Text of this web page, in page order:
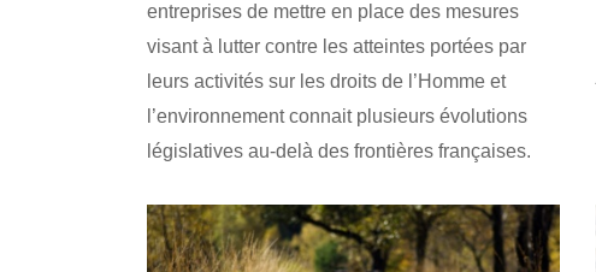
entreprises de mettre en place des mesures
visant à lutter contre les atteintes portées par
leurs activités sur les droits de l’Homme et
l’environnement connait plusieurs évolutions
législatives au-delà des frontières françaises.